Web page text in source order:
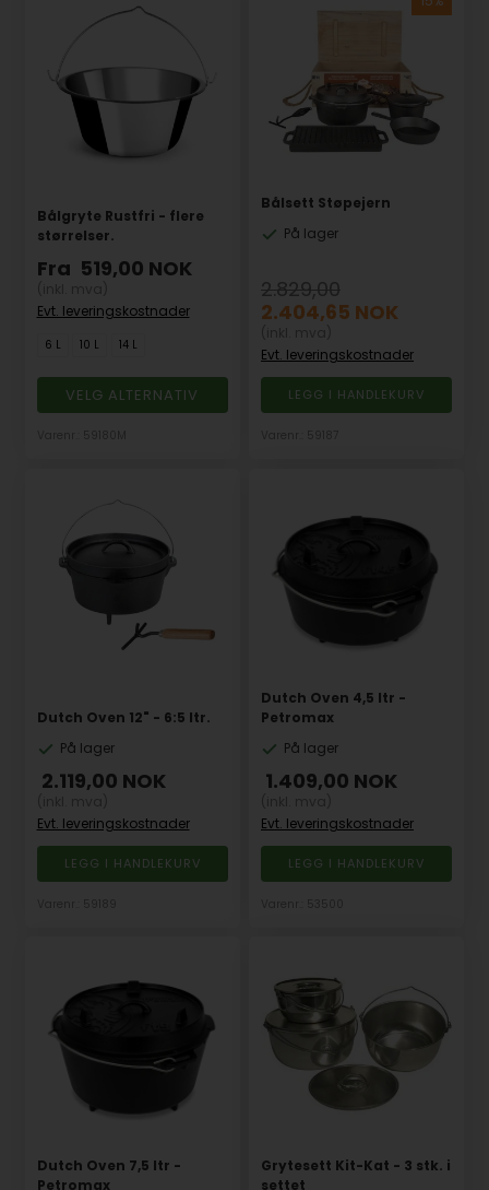
Bålgryte Rustfri - flere
størrelser.
Fra 519,00 NOK
Evt. leveringskostnader
6 L 10 L 14 L
VELG ALTERNATIV
Bålsett Støpejern
På lager
2.829,00
2.404,65 NOK
Evt. leveringskostnader
Dutch Oven 12" - 6:5 ltr.
På lager
2.119,00 NOK
Evt. leveringskostnader
Dutch Oven 4,5 ltr -
Petromax
På lager
1.409,00 NOK
Evt. leveringskostnader
Dutch Oven 7,5 ltr -
Petromax
Grytesett Kit-Kat - 3 stk. i
settet